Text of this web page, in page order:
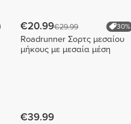
€20.99€29.99 30%
Roadrunner Σορτς μεσαίου
μήκους με μεσαία μέση
€39.99